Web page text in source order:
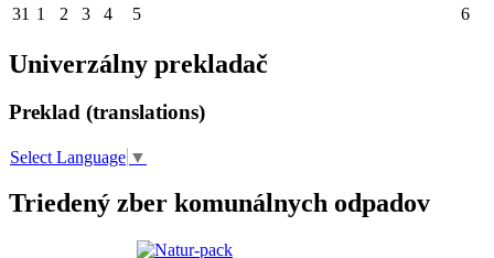
31 1 2 3 4 5 6
Univerzálny prekladač
Preklad (translations)
Select Language ▼
Triedený zber komunálnych odpadov